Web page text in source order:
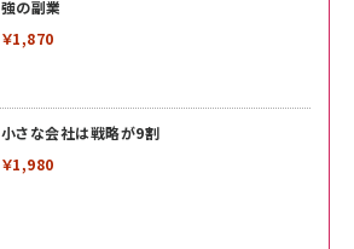
強の副業
￥1,870
小さな会社は戦略が9割
￥1,980